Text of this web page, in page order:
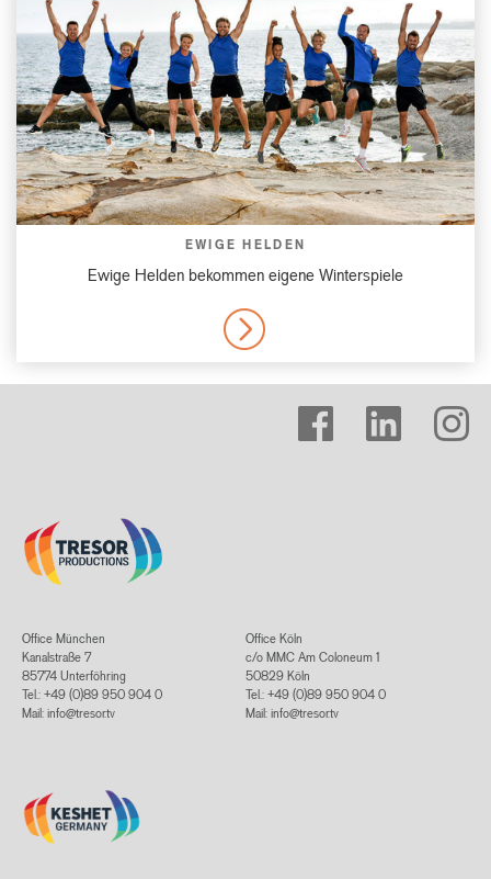
EWIGE HELDEN
Ewige Helden bekommen eigene Winterspiele
MORE
facebook linkedin instagram
Office München
Kanalstraße 7
85774 Unterföhring
Tel.: +49 (0)89 950 904 0
Mail: info@tresor.tv
Office Köln
c/o MMC Am Coloneum 1
50829 Köln
Tel.: +49 (0)89 950 904 0
Mail: info@tresor.tv